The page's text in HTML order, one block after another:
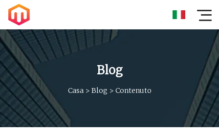
Blog
Casa > Blog > Contenuto